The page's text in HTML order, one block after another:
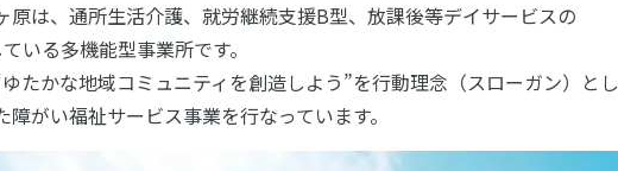
原は、通所生活介護、就労継続支援B型、放課後等デイサービスの
いる多機能型事業所です。
たかな地域コミュニティを創造しよう”を行動理念（スローガン）とし
がい福祉サービス事業を行なっています。